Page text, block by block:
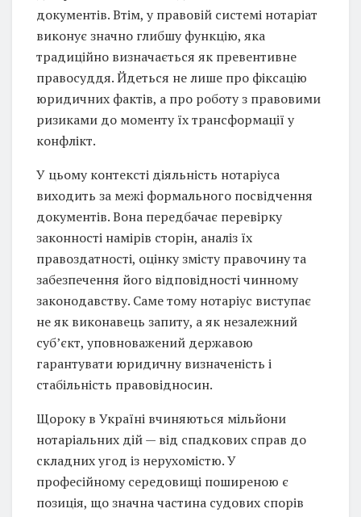
документів. Втім, у правовій системі нотаріат
виконує значно глибшу функцію, яка
традиційно визначається як превентивне
правосуддя. Йдеться не лише про фіксацію
юридичних фактів, а про роботу з правовими
ризиками до моменту їх трансформації у
конфлікт.
У цьому контексті діяльність нотаріуса
виходить за межі формального посвідчення
документів. Вона передбачає перевірку
законності намірів сторін, аналіз їх
правоздатності, оцінку змісту правочину та
забезпечення його відповідності чинному
законодавству. Саме тому нотаріус виступає
не як виконавець запиту, а як незалежний
суб’єкт, уповноважений державою
гарантувати юридичну визначеність і
стабільність правовідносин.
Щороку в Україні вчиняються мільйони
нотаріальних дій — від спадкових справ до
складних угод із нерухомістю. У
професійному середовищі поширеною є
позиція, що значна частина судових спорів